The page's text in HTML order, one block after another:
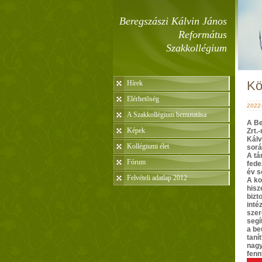
Beregszászi Kálvin János
Református
Szakkollégium
Hírek
Elérhetõség
A Szakkollégium bemutatása
Képek
Kollégiumi élet
Fórum
Felvételi adatlap 2012
A
Zrt.-
A
év
A
a